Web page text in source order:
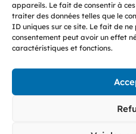
appareils. Le fait de consentir à
traiter des données telles que le
ID uniques sur ce site. Le fait de
consentement peut avoir un effet
caractéristiques et fonctions.
Rue Glesener 21
1631 Luxembourg
Luxembourg
Tél: +352 27 86 68 14
© 2023